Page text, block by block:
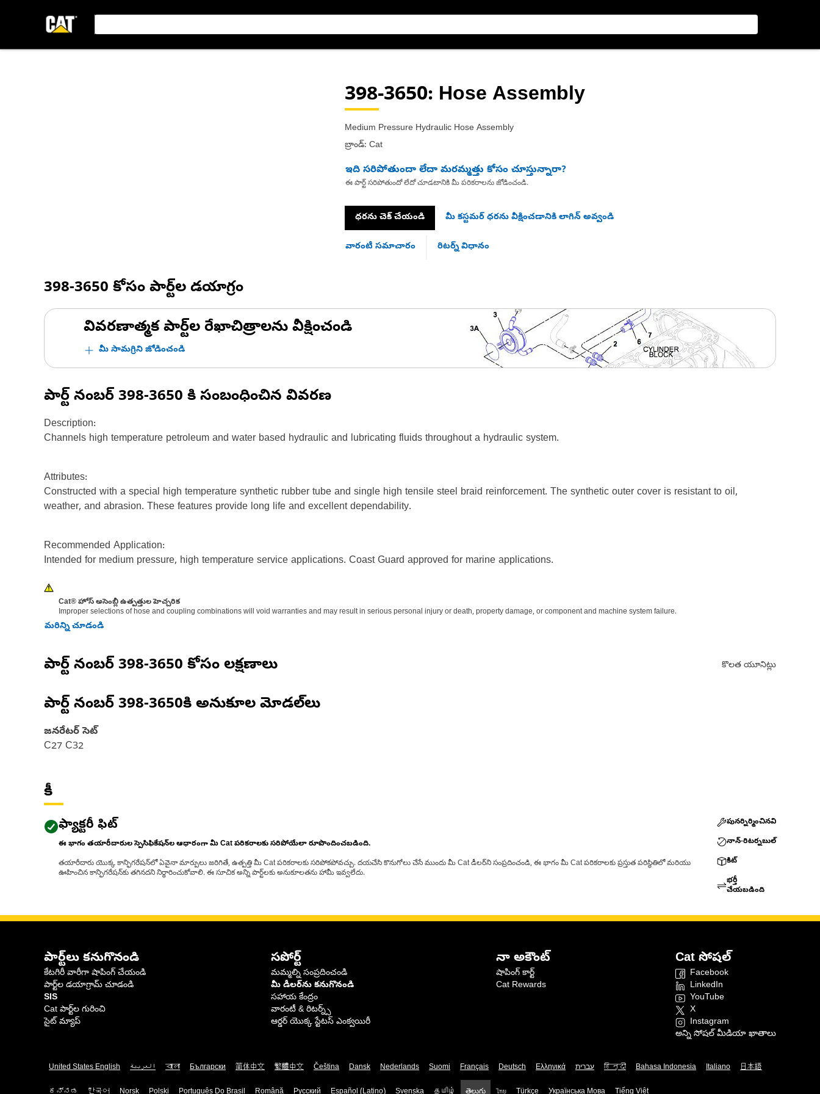
398-3650: Hose Assembly
Medium Pressure Hydraulic Hose Assembly
బ్రాండ్: Cat
ఇది సరిపోతుందా లేదా మరమ్మత్తు కోసం చూస్తున్నారా?
ఈ పార్ట్ సరిపోతుందో లేదో చూడటానికి మీ పరికరాలను జోడించండి.
ధరను చెక్ చేయండి మీ కస్టమర్ ధరను వీక్షించడానికి లాగిన్ అవ్వండి
వారంటీ సమాచారం రిటర్న్ విధానం
398-3650 కోసం పార్ట్‌ల డయాగ్రం
వివరణాత్మక పార్ట్‌ల రేఖాచిత్రాలను వీక్షించండి
మీ సామగ్రిని జోడించండి
పార్ట్ నంబర్ 398-3650 కి సంబంధించిన వివరణ
Description:
Channels high temperature petroleum and water based hydraulic and lubricating fluids throughout a hydraulic system.
Attributes:
Constructed with a special high temperature synthetic rubber tube and single high tensile steel braid reinforcement. The synthetic outer cover is resistant to oil,
weather, and abrasion. These features provide long life and excellent dependability.
Recommended Application:
Intended for medium pressure, high temperature service applications. Coast Guard approved for marine applications.
Cat® హోస్ అసెంబ్లీ ఉత్పత్తుల హెచ్చరిక
Improper selections of hose and coupling combinations will void warranties and may result in serious personal injury or death, property damage, or component and machine system failure.
మరిన్ని చూడండి
పార్ట్ నంబర్ 398-3650 కోసం లక్షణాలు కొలత యూనిట్లు
పార్ట్ నంబర్ 398-3650కి అనుకూల మోడల్‌లు
జనరేటర్ సెట్
C27 C32
కీ
ఫ్యాక్టరీ ఫిట్
ఈ భాగం తయారీదారుల స్పెసిఫికేషన్‌ల ఆధారంగా మీ Cat పరికరాలకు సరిపోయేలా రూపొందించబడింది.
తయారీదారు యొక్క కాన్ఫిగరేషన్‌లో ఏవైనా మార్పులు జరిగితే, ఉత్పత్తి మీ Cat పరికరాలకు సరిపోకపోవచ్చు. దయచేసి కొనుగోలు చేసే ముందు మీ Cat డీలర్‌ని సంప్రదించండి, ఈ భాగం మీ Cat పరికరాలకు ప్రస్తుత పరిస్థితిలో మరియు
ఊహించిన కాన్ఫిగరేషన్‌కు తగినదని నిర్ధారించుకోవాలి. ఈ సూచిక అన్ని పార్ట్‌లకు అనుకూలతను హామీ ఇవ్వలేదు.
పునర్నిర్మించినవి
నాన్-రిటర్నబుల్
కిట్
భర్తీ
చేయబడింది
పార్ట్‌లు కనుగొనండి
కేటగిరీ వారీగా షాపింగ్ చేయండి
పార్ట్‌ల డయాగ్రామ్ చూడండి
SIS
Cat పార్ట్‌ల గురించి
సైట్ మ్యాప్
సపోర్ట్
మమ్మల్ని సంప్రదించండి
మీ డీలర్‌ను కనుగొనండి
సహాయ కేంద్రం
వారంటీ & రిటర్న్స్
ఆర్డర్ యొక్క స్టేటస్ ఎంక్వయిరీ
నా అకౌంట్
షాపింగ్ కార్ట్
Cat Rewards
Cat సోషల్
Facebook
LinkedIn
YouTube
X
Instagram
అన్ని సోషల్ మీడియా ఖాతాలు
United States English العربية বাংলা Български 简体中文 繁體中文 Čeština Dansk Nederlands Suomi Français Deutsch Ελληνικά עברית हिन्दी Bahasa Indonesia Italiano 日本語